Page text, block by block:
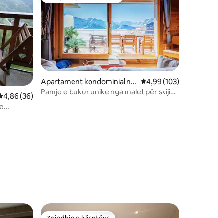
mesatar 4,86 nga 5, 36 vlerësime
4,86 (36)
Apartament kondominial në
Huez
Vlerësimi mesatar
4,99 (103)
Pamje e bukur unike nga malet për skijim